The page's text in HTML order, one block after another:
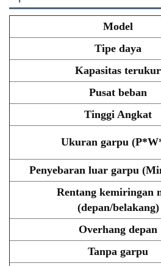
Model
Tipe daya
Kapasitas terukur
Pusat beban
Tinggi Angkat
Ukuran garpu
Penyebaran luar garpu
Rentang kemiringan
(depan/belakang)
Overhang depan
Tanpa garpu